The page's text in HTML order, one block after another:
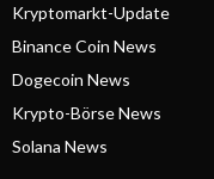
Kryptomarkt-Update
Binance Coin News
Dogecoin News
Krypto-Börse News
Solana News